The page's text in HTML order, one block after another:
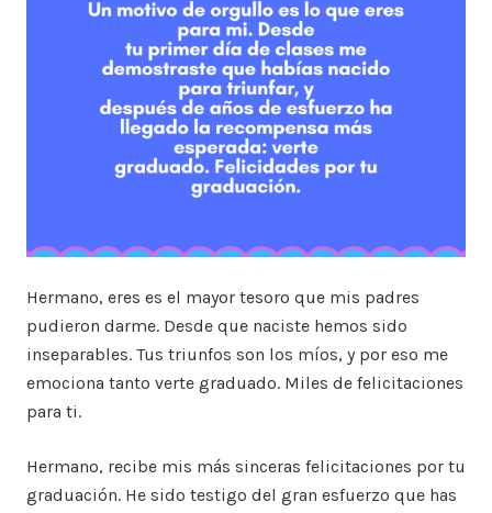
Hermano, eres es el mayor tesoro que mis padres
pudieron darme. Desde que naciste hemos sido
inseparables. Tus triunfos son los míos, y por eso me
emociona tanto verte graduado. Miles de felicitaciones
para ti.
Hermano, recibe mis más sinceras felicitaciones por tu
graduación. He sido testigo del gran esfuerzo que has